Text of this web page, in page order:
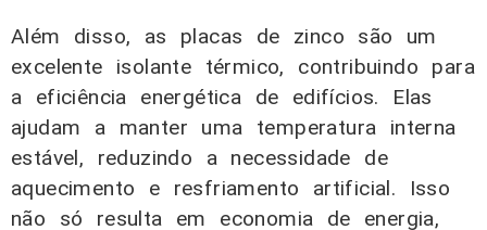
Além disso, as placas de zinco são um
excelente isolante térmico, contribuindo para
a eficiência energética de edifícios. Elas
ajudam a manter uma temperatura interna
estável, reduzindo a necessidade de
aquecimento e resfriamento artificial. Isso
não só resulta em economia de energia,